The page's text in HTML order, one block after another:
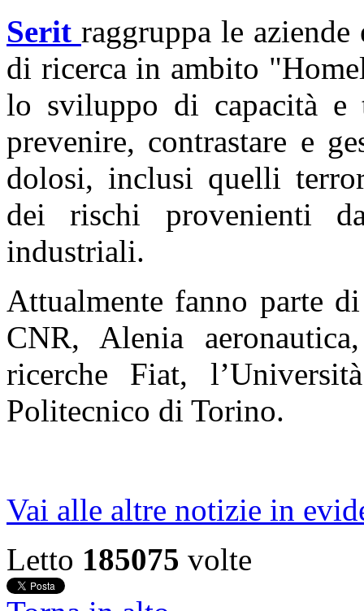
Serit raggruppa le
di ricerca in ambito
lo sviluppo di capacità e
prevenire, contrastare e
dolosi, inclusi quelli
dei rischi provenienti
industriali.
Attualmente fanno parte
CNR, Alenia
ricerche Fiat,
Politecnico di Torino.
Vai alle altre notizie in
Letto 185075 volte